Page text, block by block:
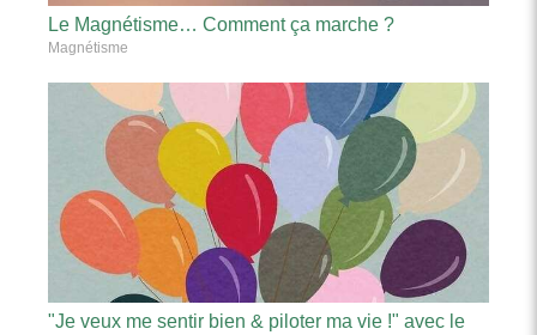
Le Magnétisme… Comment ça marche ?
Magnétisme
"Je veux me sentir bien & piloter ma vie !" avec le